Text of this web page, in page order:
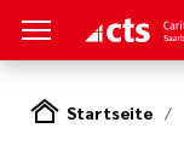
Startseite